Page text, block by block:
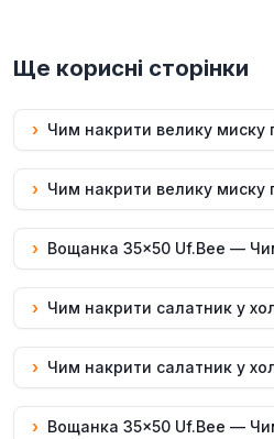
Ще корисні сторінки
›
›
›
›
›
›